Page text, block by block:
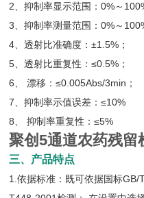
2、抑制率显示范围：0%～
3、抑制率测量范围：0%～
4、透射比准确度：±1.5%；
5、透射比重复性：≤0.5%；
6、 漂移：≤0.005Abs/3min；
7、抑制率示值误差：≤10%
8、 抑制率重复性：≤5%
聚创5通道农药残留
三、产品特点
1.依据标准：既可依据国标